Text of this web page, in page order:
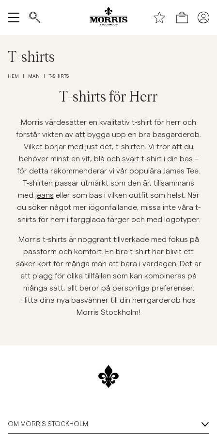
Shop
Accessoarer
Byxor
Jeans
Kostymer
Pikéer
Jackor
Underkläder
T-shirts
HEM MAN T-SHIRTS
T-shirts för Herr
Morris värdesätter en kvalitativ t-shirt för herr och
förstår vikten av att bygga upp en bra basgarderob.
Vilket börjar med just det, t-shirten. Vi tror att du
behöver minst en vit, blå och svartt-shirt i din bas –
för detta rekommenderar vi vår populära James Tee.
T-shirten passar utmärkt som den är, tillsammans
med jeans eller som bas i vilken outfit som helst. När
du söker något mer iögonfallande, missa inte våra t-
shirts för herr i färgglada färger och med logotyper.
Morris t-shirts är noggrant tillverkade med fokus på
passform och komfort. En bra t-shirt har blivit ett
säker kort för många män att bära i vardagen. Det är
ett plagg för olika tillfällen som kan kombineras på
många sätt, allt beror på personliga preferenser.
Hitta dina nya basvänner till din herrgarderob hos
Morris Stockholm!
OM MORRIS STOCKHOLM